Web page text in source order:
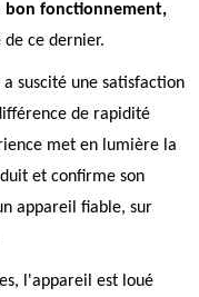
bon fonctionnement,
ce dernier.
suscité une satisfaction
de rapidité
met en lumière la
et confirme son
appareil fiable, sur
l'appareil est loué